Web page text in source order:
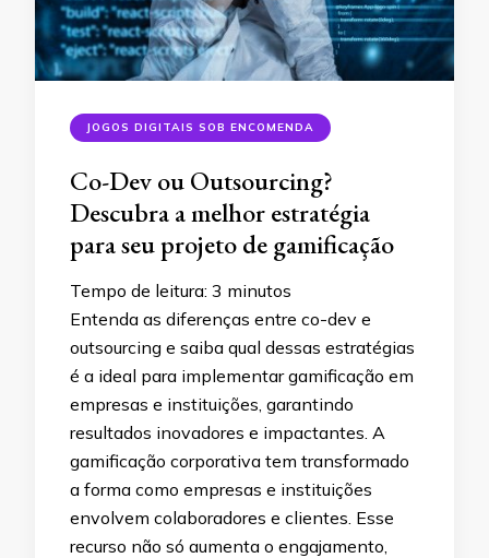
JOGOS DIGITAIS SOB ENCOMENDA
Co-Dev ou Outsourcing?
Descubra a melhor estratégia
para seu projeto de gamificação
Tempo de leitura: 3 minutos
Entenda as diferenças entre co-dev e
outsourcing e saiba qual dessas estratégias
é a ideal para implementar gamificação em
empresas e instituições, garantindo
resultados inovadores e impactantes. A
gamificação corporativa tem transformado
a forma como empresas e instituições
envolvem colaboradores e clientes. Esse
recurso não só aumenta o engajamento,